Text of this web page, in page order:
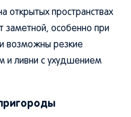
открытых пространствах
заметной, особенно при
возможны резкие
и ливни с ухудшением